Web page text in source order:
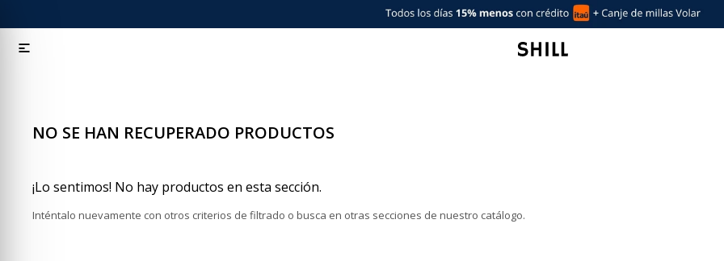

NO SE HAN RECUPERADO PRODUCTOS
¡Lo sentimos! No hay productos en esta sección.
Inténtalo nuevamente con otros criterios de filtrado o busca en otras secciones de nuestro catálogo.